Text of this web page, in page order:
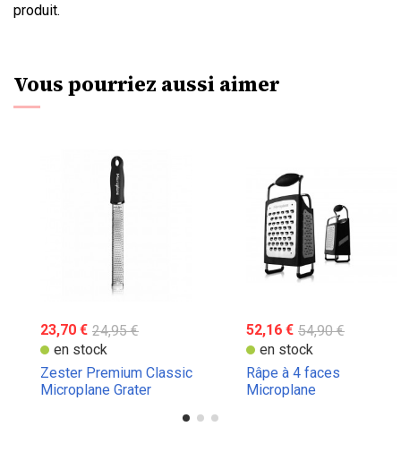
produit.
Vous pourriez aussi aimer
23,70 € 24,95 €
en stock
Zester Premium Classic
Microplane Grater
52,16 € 54,90 €
en stock
Râpe à 4 faces
Microplane